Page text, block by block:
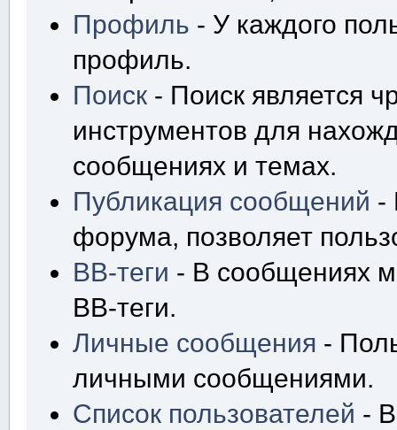
Профиль - У каждого
профиль.
Поиск - Поиск является
инструментов для
сообщениях и темах.
Публикация сообщений -
форума, позволяет
BB-теги - В сообщениях
BB-теги.
Личные сообщения -
личными сообщениями.
Список пользователей -